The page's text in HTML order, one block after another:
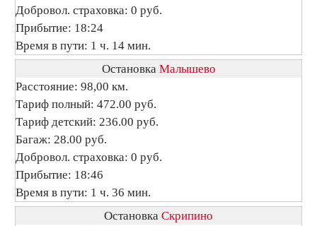
Добровол. страховка: 0 руб.
Прибытие: 18:24
Время в пути: 1 ч. 14 мин.
Остановка Малышево
Расстояние: 98,00 км.
Тариф полный: 472.00 руб.
Тариф детский: 236.00 руб.
Багаж: 28.00 руб.
Добровол. страховка: 0 руб.
Прибытие: 18:46
Время в пути: 1 ч. 36 мин.
Остановка Скрипино